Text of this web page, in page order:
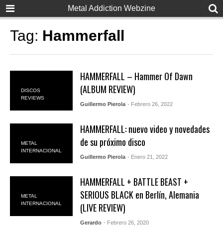
Metal Addiction Webzine
Tag: Hammerfall
DISCOS
REVIEWS
HAMMERFALL – Hammer Of Dawn
(ALBUM REVIEW)
Guillermo Pierola - Febrero 26, 2022
METAL
INTERNACIONAL
HAMMERFALL: nuevo video y novedades
de su próximo disco
Guillermo Pierola - Enero 21, 2022
METAL
INTERNACIONAL
HAMMERFALL + BATTLE BEAST +
SERIOUS BLACK en Berlín, Alemania
(LIVE REVIEW)
Gerardo - Febrero 26, 2020